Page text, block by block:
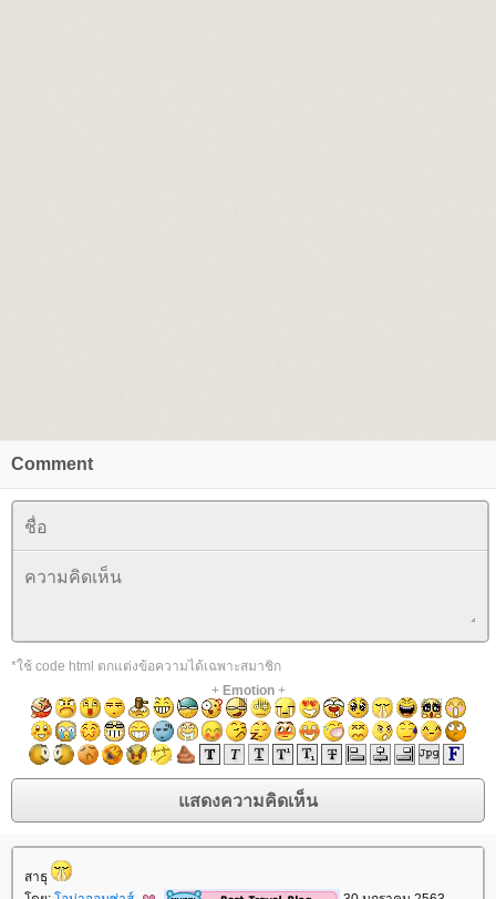
Comment
*ใช้ code html ตกแต่งข้อความได้เฉพาะสมาชิก
+ Emotion+
สาธุ